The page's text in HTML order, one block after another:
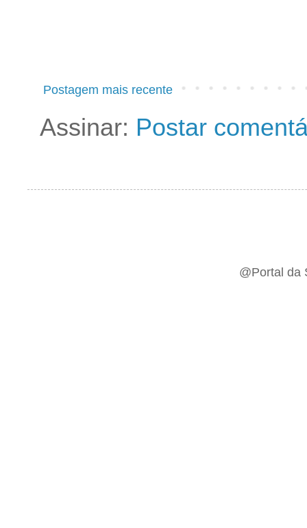
Postagem mais recente
Assinar: Postar
@Portal da